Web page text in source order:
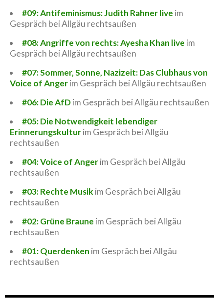
#09: Antifeminismus: Judith Rahner live im
Gespräch bei Allgäu rechtsaußen
#08: Angriffe von rechts: Ayesha Khan live im
Gespräch bei Allgäu rechtsaußen
#07: Sommer, Sonne, Nazizeit: Das Clubhaus von
Voice of Angerim Gespräch bei Allgäu rechtsaußen
#06: Die AfDim Gespräch bei Allgäu rechtsaußen
#05: Die Notwendigkeit lebendiger
Erinnerungskulturim Gespräch bei Allgäu
rechtsaußen
#04: Voice of Angerim Gespräch bei Allgäu
rechtsaußen
#03: Rechte Musik im Gespräch bei Allgäu
rechtsaußen
#02: Grüne Braune im Gespräch bei Allgäu
rechtsaußen
#01: Querdenken im Gespräch bei Allgäu
rechtsaußen